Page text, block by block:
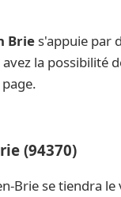
Brie s'appuie par
la possibilité
(94370)
Brie se tiendra